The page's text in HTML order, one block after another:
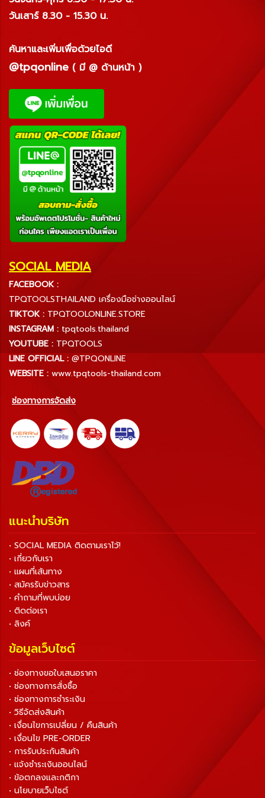
วันเสาร์ 8.30 - 15.30 น.
ค้นหาและเพิ่มเพื่อด้วยไอดี
@tpqonline ( มี @ ด้านหน้า )
SOCIAL MEDIA
FACEBOOK :
TPQTOOLSTHAILAND เครื่องมือช่างออนไลน์
TIKTOK : TPQTOOLONLINE.STORE
INSTAGRAM : tpqtools.thailand
YOUTUBE : TPQTOOLS
LINE OFFICIAL : @TPQONLINE
WEBSITE : www.tpqtools-thailand.com
ช่องทางการจัดส่ง
แนะนำบริษัท
• SOCIAL MEDIA ติดตามเราไว้!
• เกี่ยวกับเรา
• แผนที่เส้นทาง
• สมัครรับข่าวสาร
• คำถามที่พบบ่อย
• ติดต่อเรา
• ลิงค์
ข้อมูลเว็บไซต์
• ช่องทางขอใบเสนอราคา
• ช่องทางการสั่งซื้อ
• ช่องทางการชำระเงิน
• วิธีจัดส่งสินค้า
• เงื่อนไขการเปลี่ยน / คืนสินค้า
• เงื่อนไข PRE-ORDER
• การรับประกันสินค้า
• แจ้งชำระเงินออนไลน์
• ข้อตกลงและกติกา
• นโยบายเว็บไซต์